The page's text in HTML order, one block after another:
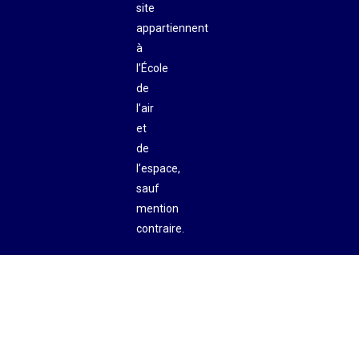
site
appartiennent
à
l’École
de
l’air
et
de
l’espace,
sauf
mention
contraire.